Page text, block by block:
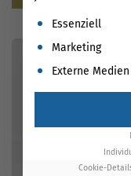
Es folgt eine
Essenziell
Marketing
Externe Medien
Cookie-